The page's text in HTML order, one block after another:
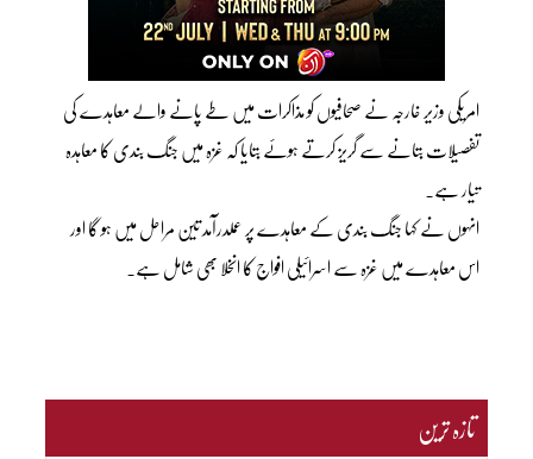
امریکی وزیر خارجہ نے صحافیوں کو مذاکرات میں طے پانے والے معاہدے کی
تفصیلات بتانے سے گریز کرتے ہوئے بتایا کہ غزہ میں جنگ بندی کا معاہدہ
تیار ہے۔
انہوں نے کہا جنگ بندی کے معاہدے پر عملدرآمد تین مراحل میں ہو گا اور
اس معاہدے میں غزہ سے اسرائیلی افواج کا انخلا بھی شامل ہے۔
تازہ ترین